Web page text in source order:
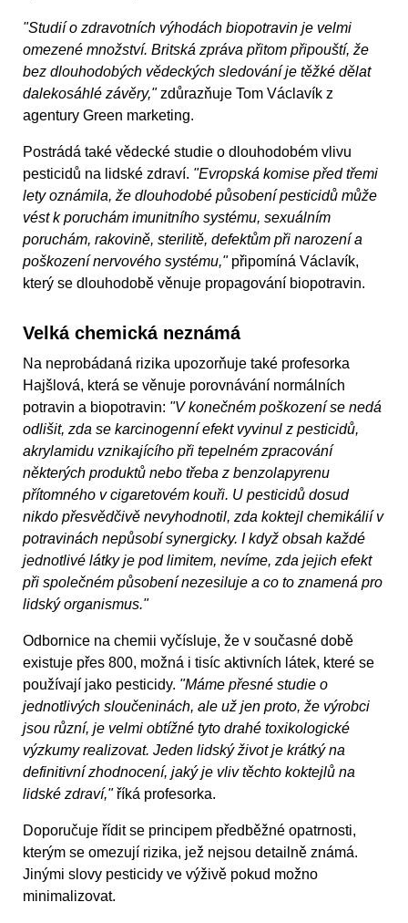
"Studií o zdravotních výhodách biopotravin je velmi
omezené množství. Britská zpráva přitom připouští, že
bez dlouhodobých vědeckých sledování je těžké dělat
dalekosáhlé závěry,"zdůrazňuje Tom Václavík z
agentury Green marketing.
Postrádá také vědecké studie o dlouhodobém vlivu
pesticidů na lidské zdraví. "Evropská komise před třemi
lety oznámila, že dlouhodobé působení pesticidů může
vést k poruchám imunitního systému, sexuálním
poruchám, rakovině, sterilitě, defektům při narození a
poškození nervového systému,"připomíná Václavík,
který se dlouhodobě věnuje propagování biopotravin.
Velká chemická neznámá
Na neprobádaná rizika upozorňuje také profesorka
Hajšlová, která se věnuje porovnávání normálních
potravin a biopotravin: "V konečném poškození se nedá
odlišit, zda se karcinogenní efekt vyvinul z pesticidů,
akrylamidu vznikajícího při tepelném zpracování
některých produktů nebo třeba z benzolapyrenu
přítomného v cigaretovém kouři. U pesticidů dosud
nikdo přesvědčivě nevyhodnotil, zda koktejl chemikálií v
potravinách nepůsobí synergicky. I když obsah každé
jednotlivé látky je pod limitem, nevíme, zda jejich efekt
při společném působení nezesiluje a co to znamená pro
lidský organismus."
Odbornice na chemii vyčísluje, že v současné době
existuje přes 800, možná i tisíc aktivních látek, které se
používají jako pesticidy. "Máme přesné studie o
jednotlivých sloučeninách, ale už jen proto, že výrobci
jsou různí, je velmi obtížné tyto drahé toxikologické
výzkumy realizovat. Jeden lidský život je krátký na
definitivní zhodnocení, jaký je vliv těchto koktejlů na
lidské zdraví,"říká profesorka.
Doporučuje řídit se principem předběžné opatrnosti,
kterým se omezují rizika, jež nejsou detailně známá.
Jinými slovy pesticidy ve výživě pokud možno
minimalizovat.